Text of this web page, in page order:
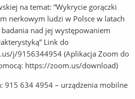
na temat: “Wykrycie gorączki
nerkowym ludzi w Polsce w latach
nad jej występowaniem
Link do
j/9156344954 (Aplikacja Zoom do
https://zoom.us/download)
915 634 4954 – urządzenia mobilne